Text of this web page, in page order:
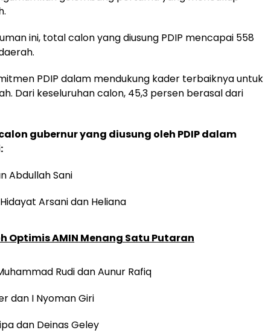
ini, total calon yang diusung PDIP mencapai 558
PDIP dalam mendukung kader terbaiknya untuk
Dari keseluruhan calon, 45,3 persen berasal dari
gubernur yang diusung oleh PDIP dalam
Abdullah Sani
Arsani dan Heliana
Optimis AMIN Menang Satu Putaran
Rudi dan Aunur Rafiq
dan I Nyoman Giri
dan Deinas Geley